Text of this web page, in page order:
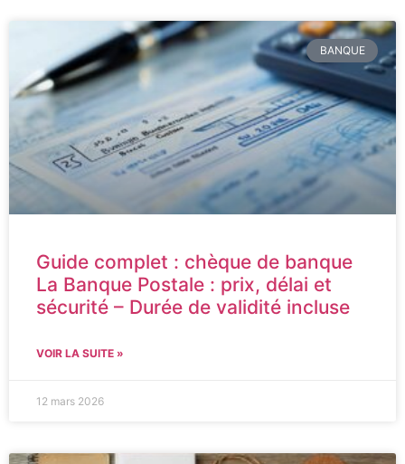
BANQUE
Guide complet : chèque de banque
La Banque Postale : prix, délai et
sécurité – Durée de validité incluse
VOIR LA SUITE »
12 mars 2026